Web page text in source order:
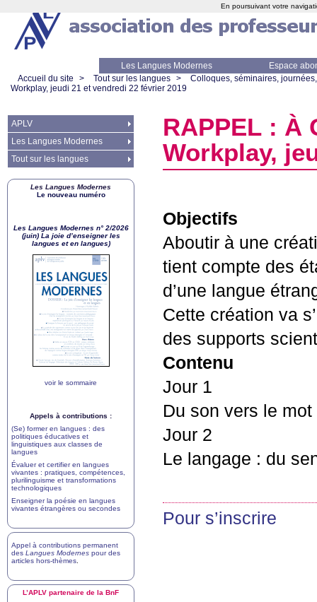
Les Langues Modernes
Espace
Accueil du site
> Tout sur les langues >
Colloques, séminaires,
Workplay, jeudi 21 et vendredi 22 février 2019
RAPPEL : À
Workplay,
Objectifs
Aboutir à une
tient compte des
d’une langue
Cette création va
des supports
Contenu
Jour 1
Du son vers le mot
Jour 2
Le langage : du
Pour s’inscrire
APLV
Les Langues Modernes
Tout sur les langues
Les Langues Modernes
Le nouveau numéro
Les Langues Modernes n° 2/2026
(juin) La joie d’enseigner les
langues et en langues)
voir le sommaire
Appels à contributions :
(Se) former en langues : des
politiques éducatives et
linguistiques aux classes de
langues
Évaluer et certifier en langues
vivantes : pratiques, compétences,
plurilinguisme et transformations
technologiques
Enseigner la poésie en langues
vivantes étrangères ou secondes
Appel à contributions permanent
des Langues Modernes pour des
articles hors-thèmes
L’APLV partenaire de la BnF
En poursuivant votre